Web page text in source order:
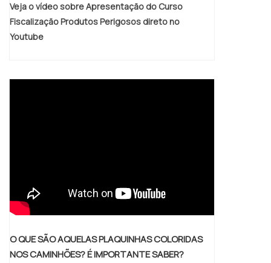
Veja o vídeo sobre Apresentação do Curso
Fiscalização Produtos Perigosos direto no
Youtube
O QUE SÃO AQUELAS PLAQUINHAS COLORIDAS
NOS CAMINHÕES? É IMPORTANTE SABER?